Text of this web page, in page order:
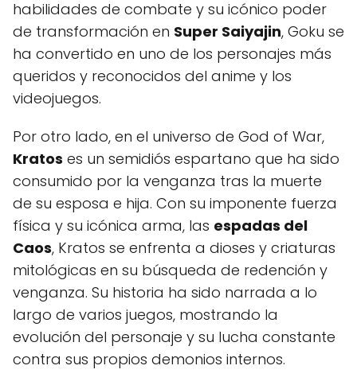
habilidades de combate y su icónico poder
de transformación en Super Saiyajin, Goku se
ha convertido en uno de los personajes más
queridos y reconocidos del anime y los
videojuegos.
Por otro lado, en el universo de God of War,
Kratos es un semidiós espartano que ha sido
consumido por la venganza tras la muerte
de su esposa e hija. Con su imponente fuerza
física y su icónica arma, las espadas del
Caos, Kratos se enfrenta a dioses y criaturas
mitológicas en su búsqueda de redención y
venganza. Su historia ha sido narrada a lo
largo de varios juegos, mostrando la
evolución del personaje y su lucha constante
contra sus propios demonios internos.